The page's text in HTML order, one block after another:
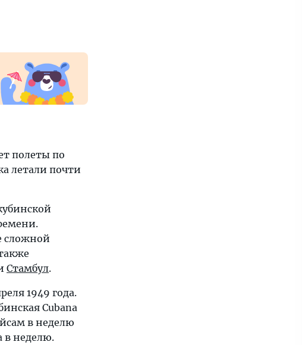
полеты по
летали почти
сложной
Стамбул.
1949 года.
Cubana
в неделю
в неделю.